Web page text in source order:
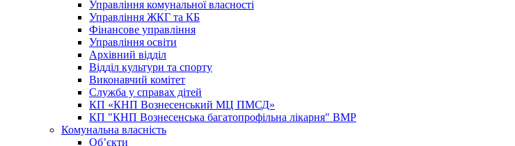
Управління комунальної власності
Управління ЖКГ та КБ
Фінансове управління
Управління освіти
Архівний відділ
Відділ культури та спорту
Виконавчий комітет
Служба у справах дітей
КП «КНП Вознесенський МЦ ПМСД»
КП "КНП Вознесенська багатопрофільна лікарня" ВМР
Комунальна власність
Об’єкти